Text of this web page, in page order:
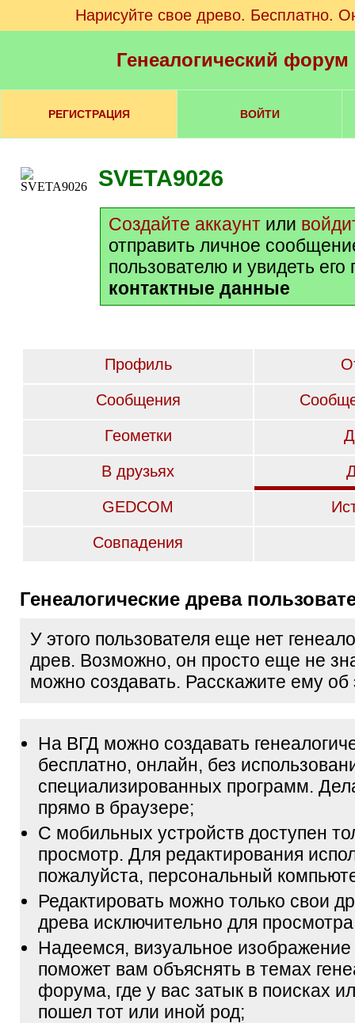
Нарисуйте свое древо. Бесплатно.
Генеалогический
РЕГИСТРАЦИЯ ВОЙТИ
SVETA9026
Создайте аккаунт или
отправить личное
пользователю и увидеть его
контактные данные
Профиль
Сообщения
Геометки
В друзьях
GEDCOM
Совпадения
Генеалогические древа
У этого пользователя еще нет
древ. Возможно, он просто еще не
можно создавать. Расскажите ему об
На ВГД можно создавать
бесплатно, онлайн, без
специализированных программ.
прямо в браузере;
С мобильных устройств доступен
просмотр. Для редактирования
пожалуйста, персональный
Редактировать можно только свои
древа исключительно для
Надеемся, визуальное
поможет вам объяснять в темах
форума, где у вас затык в поисках
пошел тот или иной род;